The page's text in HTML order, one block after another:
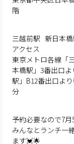
階
三越前駅 新日本
アクセス
東京メトロ各線「
本橋駅」3番出口
駅」B12番出口よ
分
予約必要なので7
みんなとランチ一
ます💓🌟